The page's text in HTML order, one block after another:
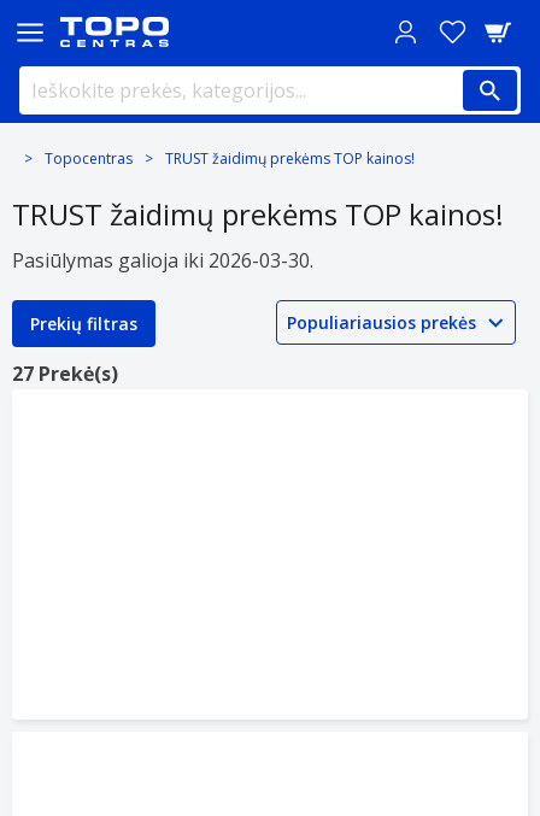
Topocentras TRUST žaidimų prekėms TOP kainos!
TRUST žaidimų prekėms TOP kainos!
Pasiūlymas galioja iki 2026-03-30.
Prekių filtras
27 Prekė(s)